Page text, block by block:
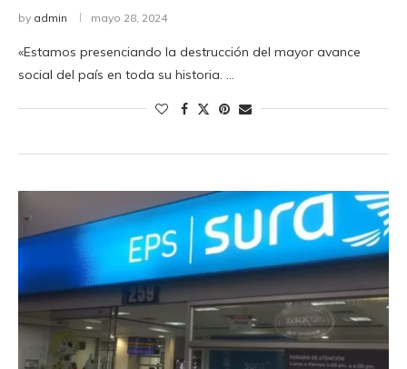
by admin mayo 28, 2024
«Estamos presenciando la destrucción del mayor avance
social del país en toda su historia. …